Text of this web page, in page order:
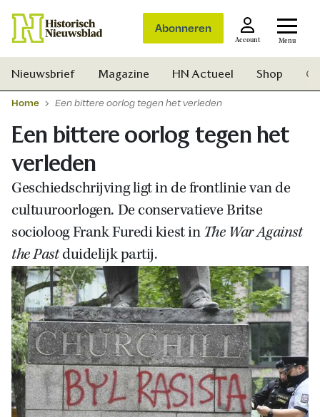
Abonneren
Account Menu
Zoek
Nieuwsbrief Magazine HN Actueel Shop
Home Een bittere oorlog tegen het verleden
Een bittere oorlog tegen het
verleden
Geschiedschrijving ligt in de frontlinie van de
cultuuroorlogen. De conservatieve Britse
socioloog Frank Furedi kiest in The War Against
the Pastduidelijk partij.